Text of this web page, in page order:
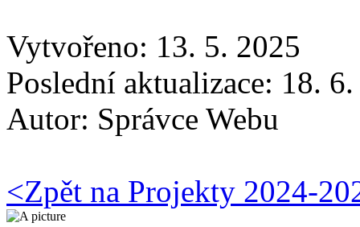
Vytvořeno: 13. 5. 2025
Poslední aktualizace: 18.
Autor: Správce Webu
<Zpět na Projekty 2024-